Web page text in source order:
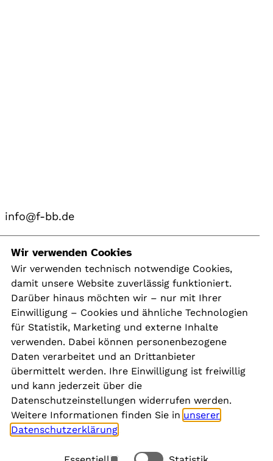
info@f-bb.de
Navigation
Kontakt
Presse
Aktuelles
Karriere
Newsletter
Social Media
Wir verwenden Cookies
Wir verwenden technisch notwendige Cookies,
damit unsere Website zuverlässig funktioniert.
Darüber hinaus möchten wir – nur mit Ihrer
Einwilligung – Cookies und ähnliche Technologien
für Statistik, Marketing und externe Inhalte
verwenden. Dabei können personenbezogene
Daten verarbeitet und an Drittanbieter
übermittelt werden. Ihre Einwilligung ist freiwillig
und kann jederzeit über die
Datenschutzeinstellungen widerrufen werden.
Weitere Informationen finden Sie in unserer
Datenschutzerklärung